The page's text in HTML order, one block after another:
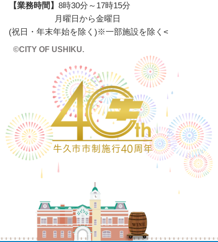
【業務時間】 8時30分～17時15分
月曜日から金曜日
(祝日・年末年始を除く)※一部施設を除く <
©CITY OF USHIKU.